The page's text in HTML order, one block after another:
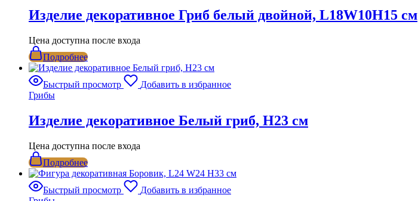
Изделие декоративное Гриб белый двойной, L18W10H15 см
Цена доступна после входа
Подробнее
Быстрый просмотр
Добавить в избранное
Грибы
Изделие декоративное Белый гриб, Н23 см
Цена доступна после входа
Подробнее
Быстрый просмотр
Добавить в избранное